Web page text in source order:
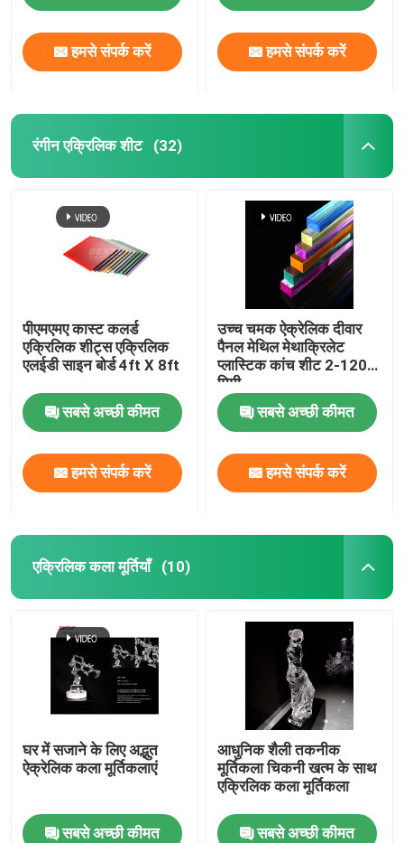
सजावटी एक्रिलिक शीट
हमसे संपर्क करें हमसे संपर्क करें
रंगीन एक्रिलिक शीट (32)
पीएमएमए कास्ट कलर्ड
एक्रिलिक शीट्स एक्रिलिक
एलईडी साइन बोर्ड 4ft X 8ft
सबसे अच्छी कीमत
हमसे संपर्क करें
उच्च चमक ऐक्रेलिक दीवार
पैनल मेथिल मेथाक्रिलेट
प्लास्टिक कांच शीट 2-120
मिमी
सबसे अच्छी कीमत
हमसे संपर्क करें
एक्रिलिक कला मूर्तियाँ (10)
घर में सजाने के लिए अद्भुत
ऐक्रेलिक कला मूर्तिकलाएं
सबसे अच्छी कीमत
आधुनिक शैली तकनीक
मूर्तिकला चिकनी खत्म के साथ
एक्रिलिक कला मूर्तिकला
सबसे अच्छी कीमत